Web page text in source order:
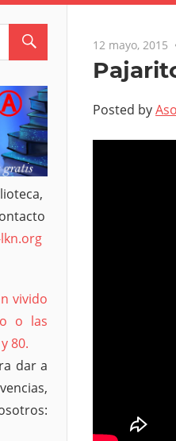
12 mayo, 2015
Posted by
vivido
o las
80.
dar a